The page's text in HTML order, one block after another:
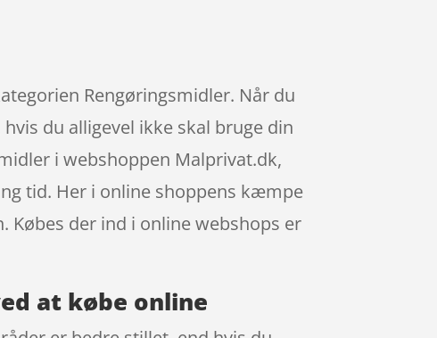
Rengøringsmidler. Når du
du alligevel ikke skal bruge din
i webshoppen Malprivat.dk,
tid. Her i online shoppens kæmpe
Købes der ind i online webshops er
at købe online